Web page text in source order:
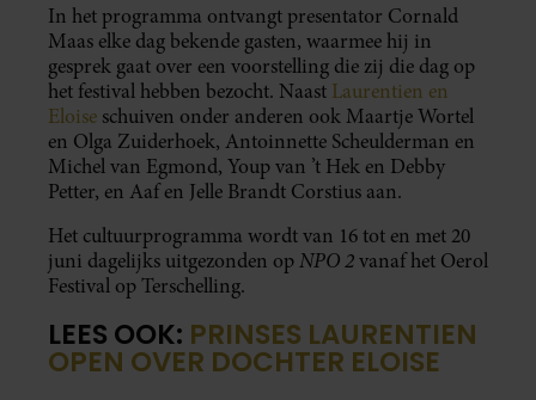
In het programma ontvangt presentator Cornald
Maas elke dag bekende gasten, waarmee hij in
gesprek gaat over een voorstelling die zij die dag op
het festival hebben bezocht. Naast Laurentien en
Eloise schuiven onder anderen ook Maartje Wortel
en Olga Zuiderhoek, Antoinnette Scheulderman en
Michel van Egmond, Youp van ’t Hek en Debby
Petter, en Aaf en Jelle Brandt Corstius aan.
Het cultuurprogramma wordt van 16 tot en met 20
juni dagelijks uitgezonden opNPO 2vanaf het Oerol
Festival op Terschelling.
LEES OOK: PRINSES LAURENTIEN
OPEN OVER DOCHTER ELOISE